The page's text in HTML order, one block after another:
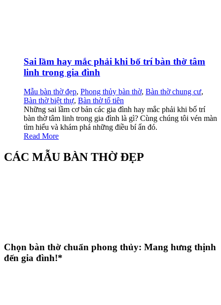
Sai lầm hay mắc phải khi bố trí bàn thờ tâm
linh trong gia đình
Mẫu bàn thờ đẹp, Phong thủy bàn thờ, Bàn thờ chung cư,
Bàn thờ biệt thự, Bàn thờ tổ tiên
Những sai lầm cơ bản các gia đình hay mắc phải khi bố trí
bàn thờ tâm linh trong gia đình là gì? Cùng chúng tôi vén màn
tìm hiểu và khám phá những điều bí ẩn đó.
Read More
CÁC MẪU BÀN THỜ ĐẸP
Chọn bàn thờ chuẩn phong thủy: Mang hưng thịnh
đến gia đình!*